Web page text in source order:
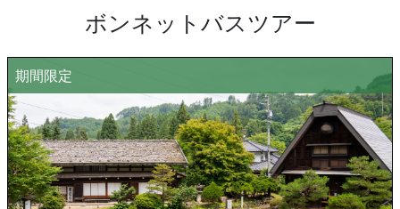
ボンネットバスツアー
期間限定